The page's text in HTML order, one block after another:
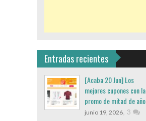
Entradas recientes
[Acaba 20 Jun] Los
mejores cupones con la
promo de mitad de año
junio 19, 2026, 3